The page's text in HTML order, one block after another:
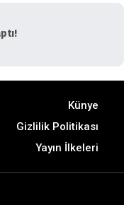
Künye
Gizlilik Politikası
Yayın İlkeleri